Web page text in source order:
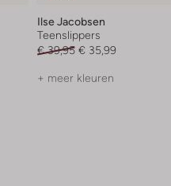
Ilse Jacobsen
Teenslippers
€ 39,95 € 35,99
+ meer kleuren